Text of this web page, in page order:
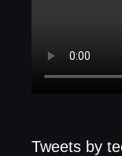
Tweets by